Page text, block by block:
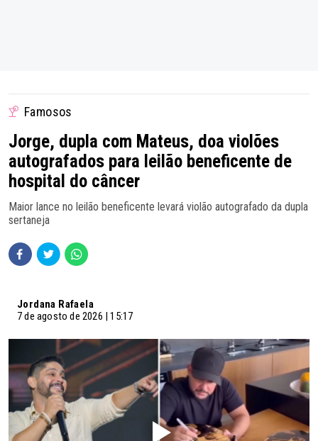
Famosos
Jorge, dupla com Mateus, doa violões
autografados para leilão beneficente de
hospital do câncer
Maior lance no leilão beneficente levará violão autografado da dupla
sertaneja
Jordana Rafaela
7 de agosto de 2026 | 15:17